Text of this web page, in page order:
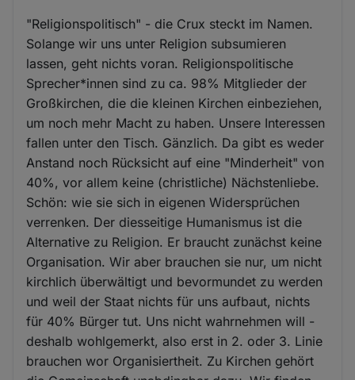
"Religionspolitisch" - die Crux steckt im Namen.
Solange wir uns unter Religion subsumieren
lassen, geht nichts voran. Religionspolitische
Sprecher*innen sind zu ca. 98% Mitglieder der
Großkirchen, die die kleinen Kirchen einbeziehen,
um noch mehr Macht zu haben. Unsere Interessen
fallen unter den Tisch. Gänzlich. Da gibt es weder
Anstand noch Rücksicht auf eine "Minderheit" von
40%, vor allem keine (christliche) Nächstenliebe.
Schön: wie sie sich in eigenen Widersprüchen
verrenken. Der diesseitige Humanismus ist die
Alternative zu Religion. Er braucht zunächst keine
Organisation. Wir aber brauchen sie nur, um nicht
kirchlich überwältigt und bevormundet zu werden
und weil der Staat nichts für uns aufbaut, nichts
für 40% Bürger tut. Uns nicht wahrnehmen will -
deshalb wohlgemerkt, also erst in 2. oder 3. Linie
brauchen wor Organisiertheit. Zu Kirchen gehört